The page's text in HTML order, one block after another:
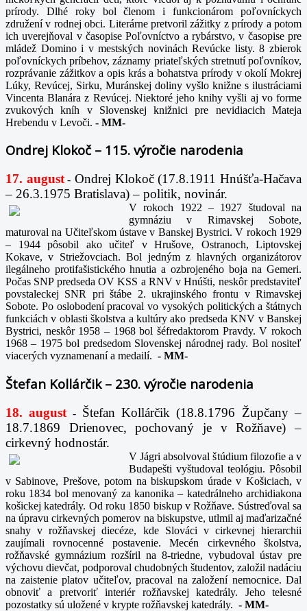
prírody. Dlhé roky bol členom i funkcionárom poľovníckych
združení v rodnej obci. Literárne pretvoril zážitky z prírody a potom
ich uverejňoval v časopise Poľovníctvo a rybárstvo, v časopise pre
mládež Domino i v mestských novinách Revúcke listy. 8 zbierok
poľovníckych príbehov, záznamy priateľských stretnutí poľovníkov,
rozprávanie zážitkov a opis krás a bohatstva prírody v okolí Mokrej
Lúky, Revúcej, Sirku, Muránskej doliny vyšlo knižne s ilustráciami
Vincenta Blanára z Revúcej. Niektoré jeho knihy vyšli aj vo forme
zvukových kníh v Slovenskej knižnici pre nevidiacich Mateja
Hrebendu v Levoči. - MM-
Ondrej Klokoč – 115. výročie narodenia
17. august- Ondrej Klokoč (17.8.1911 Hnúšťa-Hačava
– 26.3.1975 Bratislava) – politik, novinár.
V rokoch 1922 – 1927 študoval na
gymnáziu v Rimavskej Sobote,
maturoval na Učiteľskom ústave v Banskej Bystrici. V rokoch 1929
– 1944 pôsobil ako učiteľ v Hrušove, Ostranoch, Liptovskej
Kokave, v Striežovciach. Bol jedným z hlavných organizátorov
ilegálneho protifašistického hnutia a ozbrojeného boja na Gemeri.
Počas SNP predseda OV KSS a RNV v Hnúšti, neskôr predstaviteľ
povstaleckej SNR pri štábe 2. ukrajinského frontu v Rimavskej
Sobote. Po oslobodení pracoval vo vysokých politických a štátnych
funkciách v oblasti školstva a kultúry ako predseda KNV v Banskej
Bystrici, neskôr 1958 – 1968 bol šéfredaktorom Pravdy. V rokoch
1968 – 1975 bol predsedom Slovenskej národnej rady. Bol nositeľ
viacerých vyznamenaní a medailí. - MM-
Štefan Kollárčik – 230. výročie narodenia
18. august -
Štefan Kollárčik (18.8.1796 Župčany –
18.7.1869 Drienovec, pochovaný je v Rožňave) –
cirkevný hodnostár.
V Jágri absolvoval štúdium filozofie a v
Budapešti vyštudoval teológiu. Pôsobil
v Sabinove, Prešove, potom na biskupskom úrade v Košiciach, v
roku 1834 bol menovaný za kanonika – katedrálneho archidiakona
košickej katedrály. Od roku 1850 biskup v Rožňave. Sústreďoval sa
na úpravu cirkevných pomerov na biskupstve, utlmil aj maďarizačné
snahy v rožňavskej diecéze, kde Slováci v cirkevnej hierarchii
zaujímali rovnocenné postavenie. Mecén cirkevného školstva,
rožňavské gymnázium rozšíril na 8-triedne, vybudoval ústav pre
výchovu dievčat, podporoval chudobných študentov, založil nadáciu
na zaistenie platov učiteľov, pracoval na založení nemocnice. Dal
obnoviť a pretvoriť interiér rožňavskej katedrály. Jeho telesné
pozostatky sú uložené v krypte rožňavskej katedrály. - MM-